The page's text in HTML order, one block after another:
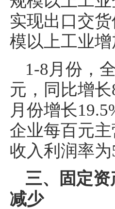
实现出口交
模以上工业
1-8月份，
元，同比增
月份增长
企业每百元
收入利润率为
三、固定
减少